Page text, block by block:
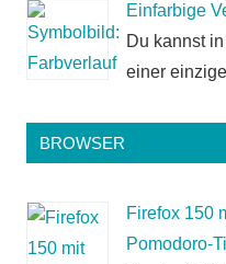
Einfarbige
Du kannst
einer
BROWSER
Firefox 150
Pomodoro-